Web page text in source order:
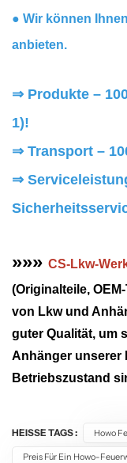
● Wir können
anbieten.
⇒ Produkte –
1)!
⇒ Transport –
⇒
»»» CS-Lkw-
(Originalteile,
von Lkw und
guter Qualität, um
Anhänger unserer
Betriebszustand
HEISSE TAGS : Howo
Preis Für Ein Howo-